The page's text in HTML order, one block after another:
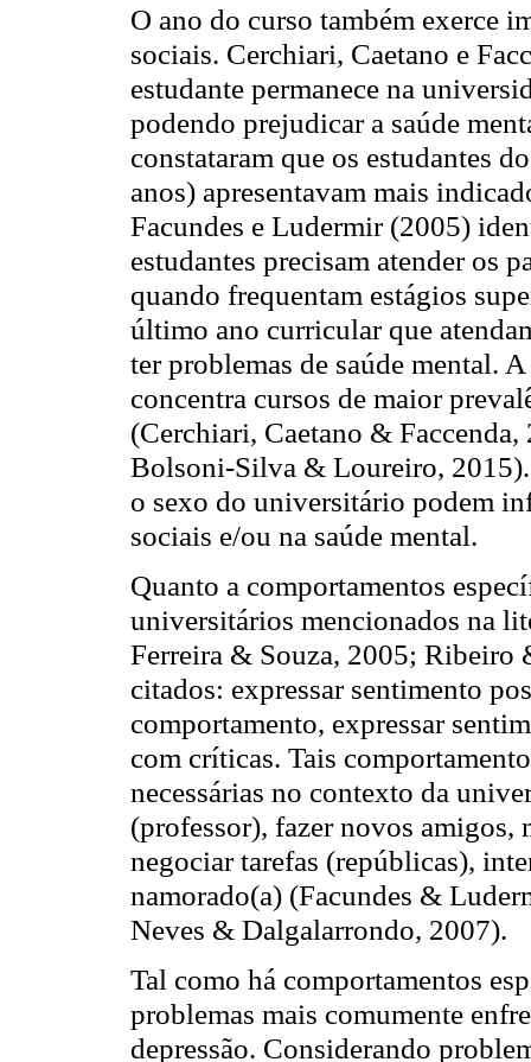
O ano do curso também exerce
sociais. Cerchiari, Caetano e
estudante permanece na
podendo prejudicar a saúde
constataram que os estudantes
anos) apresentavam mais
Facundes e Ludermir (2005)
estudantes precisam atender os
quando frequentam estágios
último ano curricular que
ter problemas de saúde mental.
concentra cursos de maior
(Cerchiari, Caetano &
Bolsoni-Silva & Loureiro,
o sexo do universitário podem
sociais e/ou na saúde mental.
Quanto a comportamentos
universitários mencionados na
Ferreira & Souza, 2005;
citados: expressar sentimento
comportamento, expressar
com críticas. Tais
necessárias no contexto da
(professor), fazer novos amigos,
negociar tarefas (repúblicas),
namorado(a) (Facundes &
Neves & Dalgalarrondo, 2007).
Tal como há comportamentos
problemas mais comumente
depressão. Considerando